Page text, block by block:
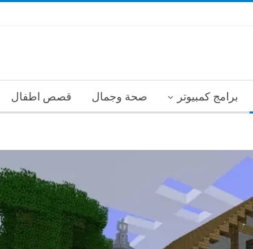
برامج كمبيوتر صحة وجمال قصص اطفال